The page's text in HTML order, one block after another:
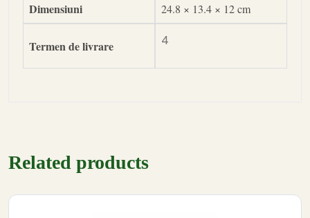
Dimensiuni 24.8 × 13.4 × 12 cm
Termen de livrare 4
Related products